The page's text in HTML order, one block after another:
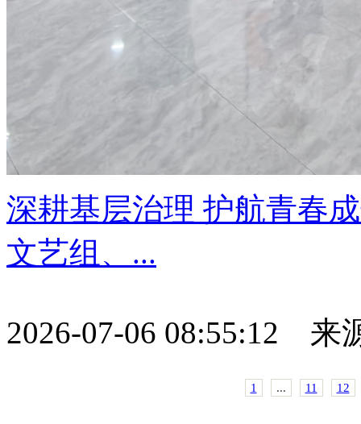
深耕基层治理 护航青春
文艺组、...
2026-07-06 08:55:12 来
1 ... 11 12